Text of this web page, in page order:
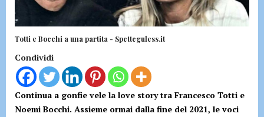
Totti e Bocchi a una partita - Spetteguless.it
Condividi
Continua a gonfie vele la love story tra Francesco Totti e
Noemi Bocchi. Assieme ormai dalla fine del 2021, le voci